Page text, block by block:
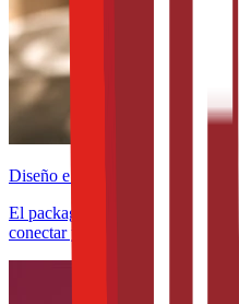
Diseño e innovación
El packaging ya no solo protege
conectar y convencer